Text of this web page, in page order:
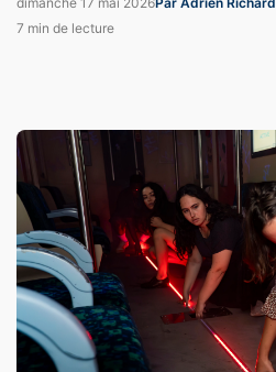
7 min de lecture